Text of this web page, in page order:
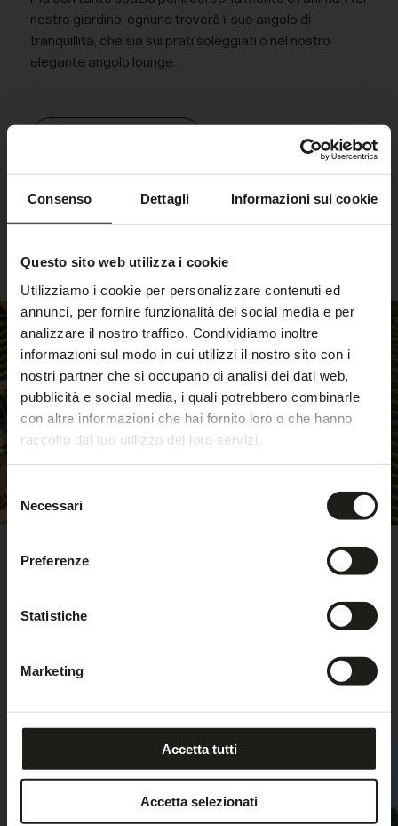
Consenso Dettagli Informazioni sui cookie
Questo sito web utilizza i cookie
Utilizziamo i cookie per personalizzare contenuti ed
annunci, per fornire funzionalità dei social media e per
analizzare il nostro traffico. Condividiamo inoltre
informazioni sul modo in cui utilizzi il nostro sito con i
nostri partner che si occupano di analisi dei dati web,
pubblicità e social media, i quali potrebbero combinarle
con altre informazioni che hai fornito loro o che hanno
raccolto dal tuo utilizzo dei loro servizi.
delNecessari
Preferenze
Statistiche
Marketing
Accetta tutti
Accetta selezionati
nostro giardino, ognuno troverà il suo angolo di
tranquillità, che sia sui prati soleggiati o nel nostro
elegante angolo lounge.
Le nostre offerte